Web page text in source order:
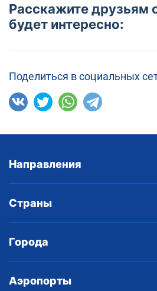
Расскажите друзьям
будет интересно:
Поделиться в социальных
Направления
Страны
Города
Аэропорты